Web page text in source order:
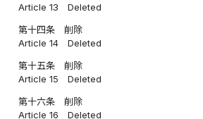
Article 13
Deleted
第十四条
削除
Article 14
Deleted
第十五条
削除
Article 15
Deleted
第十六条
削除
Article 16
Deleted